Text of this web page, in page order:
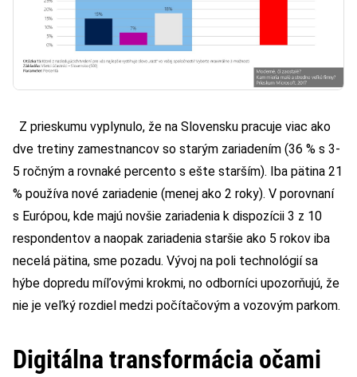
Z prieskumu vyplynulo, že na Slovensku pracuje viac ako
dve tretiny zamestnancov so starým zariadením (36 % s 3-
5 ročným a rovnaké percento s ešte starším). Iba pätina 21
% používa nové zariadenie (menej ako 2 roky). V porovnaní
s Európou, kde majú novšie zariadenia k dispozícii 3 z 10
respondentov a naopak zariadenia staršie ako 5 rokov iba
necelá pätina, sme pozadu. Vývoj na poli technológií sa
hýbe dopredu míľovými krokmi, no odborníci upozorňujú, že
nie je veľký rozdiel medzi počítačovým a vozovým parkom.
Digitálna transformácia očami